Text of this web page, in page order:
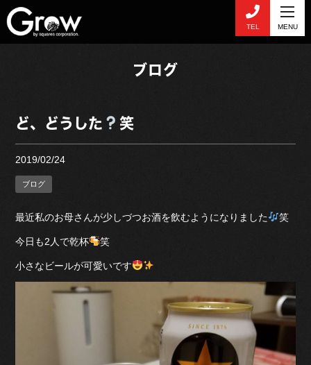
TEL MENU
ブログ
ど、どうした 笑
2019/02/24
ブログ
最近私のお母さんが少しづつお酒を飲むようになりました 笑
今日も2人で乾杯 笑
小さなビールが可愛いです